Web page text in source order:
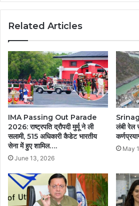
Related Articles
IMA Passing Out Parade
2026: राष्ट्रपति द्रौपदी मुर्मू ने ली
सलामी, 515 अधिकारी कैडेट भारतीय
सेना में हुए शामिल….
June 13, 2026
लंबी रेल
May